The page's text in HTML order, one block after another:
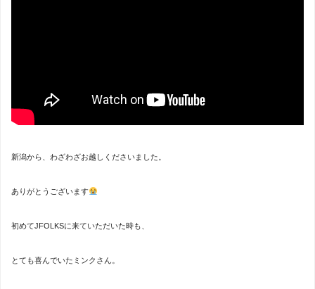
新潟から、わざわざお越しくださいました。
ありがとうございます
初めてJFOLKSに来ていただいた時も、
とても喜んでいたミンクさん。